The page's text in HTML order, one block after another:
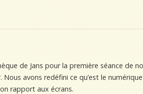
de Jans pour la première séance de
Nous avons redéfini ce qu’est le
rapport aux écrans.